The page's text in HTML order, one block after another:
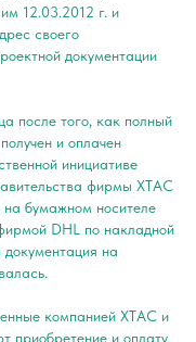
12.03.2012 г. и
своего
документации
после того, как полный
и оплачен
инициативе
фирмы ХТАС
на бумажном носителе
DHL по накладной
на
компанией ХТАС и
приобретение и оплату